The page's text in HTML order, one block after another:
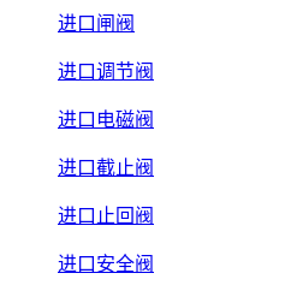
进口闸阀
进口调节阀
进口电磁阀
进口截止阀
进口止回阀
进口安全阀